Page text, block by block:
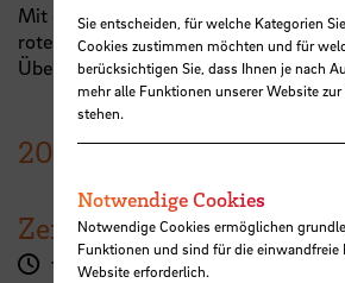
Mit der Textproduktion zu beginnen,
roten Faden erstellen oder verändern,
Übersicht zu erlangen.
20. Januar2026
Zeit
15:00 - 19:00 Uhr
Sie entscheiden, für welche Kategorien
Cookies zustimmen möchten und für
berücksichtigen Sie, dass Ihnen je nach
mehr alle Funktionen unserer Website
stehen.
Notwendige Cookies
Notwendige Cookies ermöglichen
Funktionen und sind für die einwandfreie
Website erforderlich.